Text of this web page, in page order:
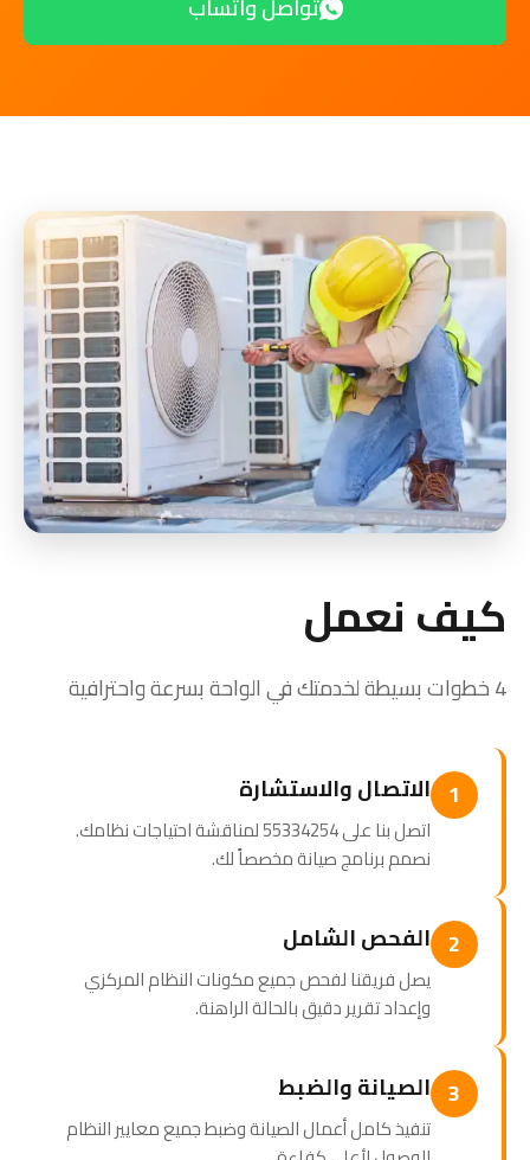
كيف نعمل
4 خطوات بسيطة لخدمتك في الواحة بسرعة واحترافية
1 الاتصال والاستشارة
اتصل بنا على 55334254 لمناقشة احتياجات نظامك.
نصمم برنامج صيانة مخصصاً لك.
2 الفحص الشامل
يصل فريقنا لفحص جميع مكونات النظام المركزي
وإعداد تقرير دقيق بالحالة الراهنة.
3 الصيانة والضبط
تنفيذ كامل أعمال الصيانة وضبط جميع معايير النظام